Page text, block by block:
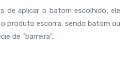
de aplicar o batom escolhido; ele
produto escorra, sendo batom ou
de "barreira".